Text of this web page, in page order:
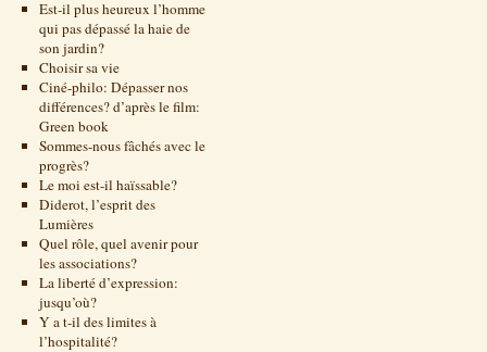
Est-il plus heureux l’homme
qui pas dépassé la haie de
son jardin?
Choisir sa vie
Ciné-philo: Dépasser nos
différences? d’après le film:
Green book
Sommes-nous fâchés avec le
progrès?
Le moi est-il haïssable?
Diderot, l’esprit des
Lumières
Quel rôle, quel avenir pour
les associations?
La liberté d’expression:
jusqu’où?
Y a t-il des limites à
l’hospitalité?